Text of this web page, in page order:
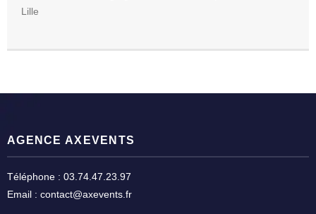
Lille
AGENCE AXEVENTS
Téléphone : 03.74.47.23.97
Email : contact@axevents.fr